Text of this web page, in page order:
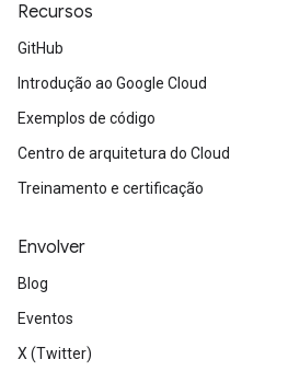
Recursos
GitHub
Introdução ao Google Cloud
Exemplos de código
Centro de arquitetura do Cloud
Treinamento e certificação
Envolver
Blog
Eventos
X (Twitter)